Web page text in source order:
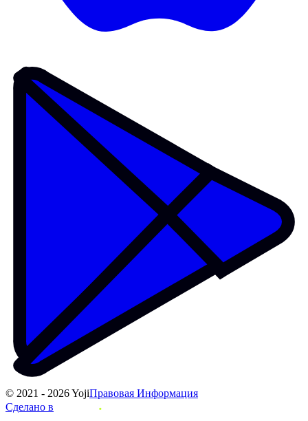
© 2021 - 2026 YojiПравовая Информация
Сделано в